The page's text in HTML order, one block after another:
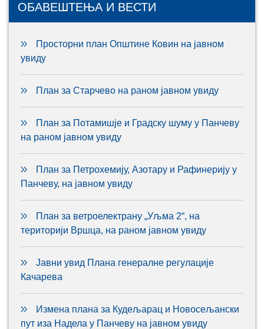
ОБАВЕШТЕЊА И ВЕСТИ
Просторни план Општине Ковин на јавном
увиду
План за Старчево на раном јавном увиду
План за Потамишје и Градску шуму у Панчеву
на раном јавном увиду
План за Петрохемију, Азотару и Рафинерију у
Панчеву, на јавном увиду
План за ветроелектрану „Уљма 2“, на
територији Вршца, на раном јавном увиду
Јавни увид Плана генералне регулације
Качарева
Измена плана за Кудељарац и Новосељански
пут иза Надела у Панчеву на јавном увиду